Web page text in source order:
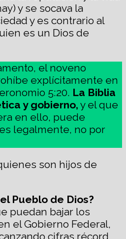
y se socava la
y es contrario al
es un Dios de
el noveno
explícitamente en
5:20. La Biblia
y gobierno, y el que
en ello, puede
legalmente, no por
son hijos de
Pueblo de Dios?
puedan bajar los
el Gobierno Federal,
cifras récord,